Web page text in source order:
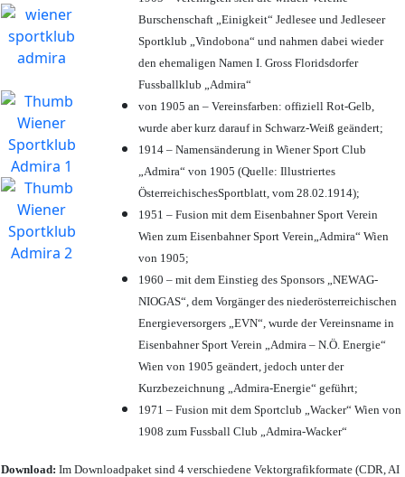
Burschenschaft „Einigkeit“ Jedlesee und Jedleseer
Sportklub „Vindobona“ und nahmen dabei wieder
den ehemaligen Namen I. Gross Floridsdorfer
Fussballklub „Admira“
von 1905 an – Vereinsfarben: offiziell Rot-Gelb,
wurde aber kurz darauf in Schwarz-Weiß geändert;
1914 – Namensänderung in Wiener Sport Club
„Admira“ von 1905 (Quelle: Illustriertes
ÖsterreichischesSportblatt, vom 28.02.1914);
1951 – Fusion mit dem Eisenbahner Sport Verein
Wien zum Eisenbahner Sport Verein„Admira“ Wien
von 1905;
1960 – mit dem Einstieg des Sponsors „NEWAG-
NIOGAS“, dem Vorgänger des niederösterreichischen
Energieversorgers „EVN“, wurde der Vereinsname in
Eisenbahner Sport Verein „Admira – N.Ö. Energie“
Wien von 1905 geändert, jedoch unter der
Kurzbezeichnung „Admira-Energie“ geführt;
1971 – Fusion mit dem Sportclub „Wacker“ Wien von
1908 zum Fussball Club „Admira-Wacker“
Download: Im Downloadpaket sind 4 verschiedene Vektorgrafikformate (CDR, AI